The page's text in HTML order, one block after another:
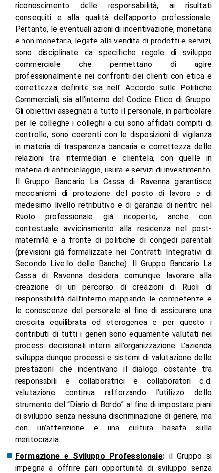
riconoscimento delle responsabilità, ai risultati
conseguiti e alla qualità dell’apporto professionale.
Pertanto, le eventuali azioni di incentivazione, monetaria
e non monetaria, legate alla vendita di prodotti e servizi,
sono disciplinate da specifiche regole di sviluppo
commerciale che permettano di agire
professionalmente nei confronti dei clienti con etica e
correttezza definite sia nell’ Accordo sulle Politiche
Commerciali, sia all’interno del Codice Etico di Gruppo.
Gli obiettivi assegnati a tutto il personale, in particolare
per le colleghe i colleghi a cui sono affidati compiti di
controllo, sono coerenti con le disposizioni di vigilanza
in materia di trasparenza bancaria e correttezza delle
relazioni tra intermediari e clientela, con quelle in
materia di antiriciclaggio, usura e servizi di investimento.
Il Gruppo Bancario La Cassa di Ravenna garantisce
meccanismi di protezione del posto di lavoro e di
medesimo livello retributivo e di garanzia di rientro nel
Ruolo professionale già ricoperto, anche con
contestuale avvicinamento alla residenza nel post-
maternità e a fronte di politiche di congedi parentali
(previsioni già formalizzate nei Contratti Integrativi di
Secondo Livello delle Banche). Il Gruppo Bancario La
Cassa di Ravenna desidera comunque lavorare alla
creazione di un percorso di creazioni di Ruoli di
responsabilità dall’interno mappando le competenze e
le conoscenze del personale al fine di assicurare una
crescita equilibrata ed eterogenea e per questo i
contributi di tutti i generi sono equamente valutati nei
processi decisionali interni all’organizzazione. L’azienda
sviluppa dunque processi e sistemi di valutazione delle
prestazioni che incentivano il dialogo costante tra
responsabili e collaboratrici e collaboratori c.d.
valutazione continua rafforzando l’utilizzo dello
strumento del “Diario di Bordo” al fine di impostare piani
di sviluppo senza nessuna discriminazione di genere, ma
con un’attenzione e una cultura basata sulla
meritocrazia.
Formazione e Sviluppo Professionale: il Gruppo si
impegna a offrire pari opportunità di sviluppo senza